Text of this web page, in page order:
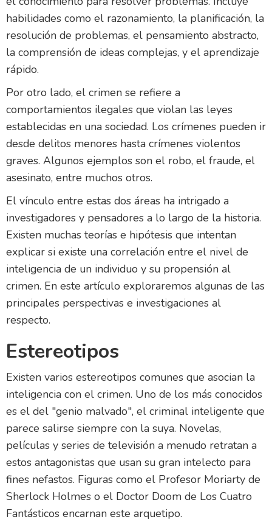
habilidades como el razonamiento, la planificación, la
resolución de problemas, el pensamiento abstracto,
la comprensión de ideas complejas, y el aprendizaje
rápido.
Por otro lado, el crimen se refiere a
comportamientos ilegales que violan las leyes
establecidas en una sociedad. Los crímenes pueden ir
desde delitos menores hasta crímenes violentos
graves. Algunos ejemplos son el robo, el fraude, el
asesinato, entre muchos otros.
El vínculo entre estas dos áreas ha intrigado a
investigadores y pensadores a lo largo de la historia.
Existen muchas teorías e hipótesis que intentan
explicar si existe una correlación entre el nivel de
inteligencia de un individuo y su propensión al
crimen. En este artículo exploraremos algunas de las
principales perspectivas e investigaciones al
respecto.
Estereotipos
Existen varios estereotipos comunes que asocian la
inteligencia con el crimen. Uno de los más conocidos
es el del "genio malvado", el criminal inteligente que
parece salirse siempre con la suya. Novelas,
películas y series de televisión a menudo retratan a
estos antagonistas que usan su gran intelecto para
fines nefastos. Figuras como el Profesor Moriarty de
Sherlock Holmes o el Doctor Doom de Los Cuatro
Fantásticos encarnan este arquetipo.